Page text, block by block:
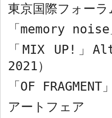
東京国際フォー
「 memory noise
「 MIX UP! 」
2021）
「 OF FRAGMENT
アートフェア